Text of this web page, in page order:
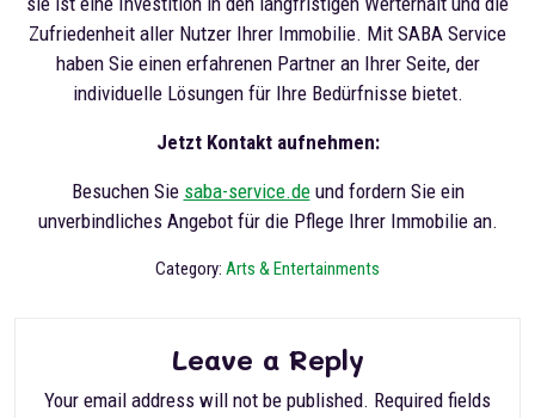
Zufriedenheit aller Nutzer Ihrer Immobilie. Mit SABA Service
haben Sie einen erfahrenen Partner an Ihrer Seite, der
individuelle Lösungen für Ihre Bedürfnisse bietet.
Jetzt Kontakt aufnehmen:
Besuchen Sie saba-service.deund fordern Sie ein
unverbindliches Angebot für die Pflege Ihrer Immobilie an.
Category: Arts & Entertainments
Leave a Reply
Your email address will not be published. Required fields